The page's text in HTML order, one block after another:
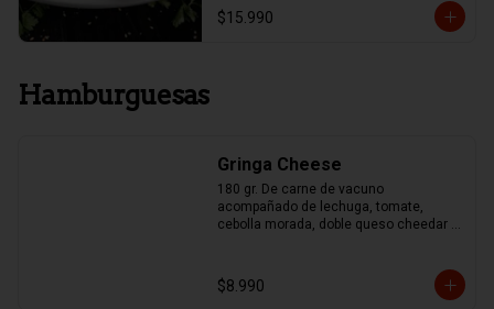
$15.990
Hamburguesas
Gringa Cheese
180 gr. De carne de vacuno
acompañado de lechuga, tomate,
cebolla morada, doble queso cheedar y
$8.990